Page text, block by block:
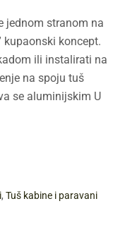
jednom stranom na
kupaonski koncept.
ili instalirati na
na spoju tuš
se aluminijskim U
, Tuš kabine i paravani